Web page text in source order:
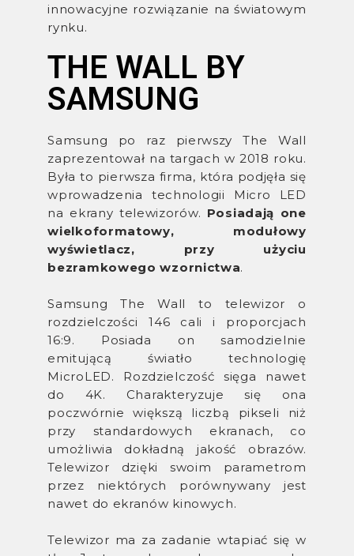
innowacyjne rozwiązanie na światowym
rynku.
THE WALL BY
SAMSUNG
Samsung po raz pierwszy The Wall
zaprezentował na targach w 2018 roku.
Była to pierwsza firma, która podjęła się
wprowadzenia technologii Micro LED
na ekrany telewizorów. Posiadają one
wielkoformatowy, modułowy
wyświetlacz, przy użyciu
bezramkowego wzornictwa.
Samsung The Wall to telewizor o
rozdzielczości 146 cali i proporcjach
16:9. Posiada on samodzielnie
emitującą światło technologię
MicroLED. Rozdzielczość sięga nawet
do 4K. Charakteryzuje się ona
poczwórnie większą liczbą pikseli niż
przy standardowych ekranach, co
umożliwia dokładną jakość obrazów.
Telewizor dzięki swoim parametrom
przez niektórych porównywany jest
nawet do ekranów kinowych.
Telewizor ma za zadanie wtapiać się w